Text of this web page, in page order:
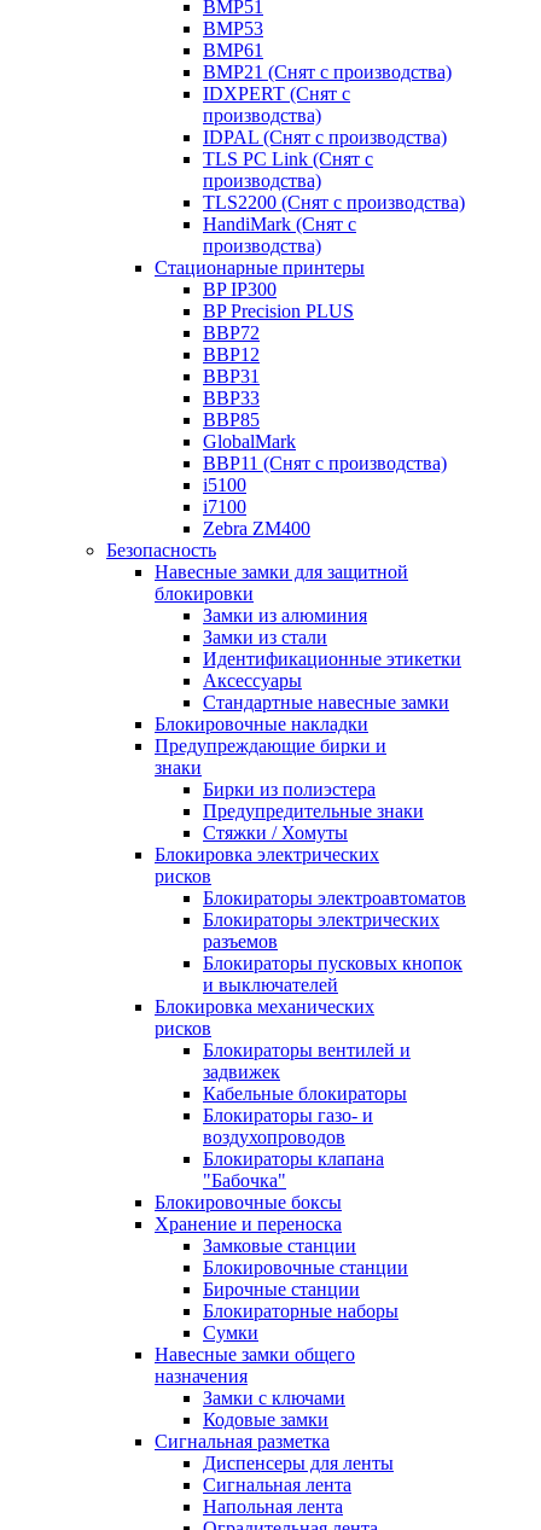
BMP51
BMP53
BMP61
BMP21 (Снят с производства)
IDXPERT (Снят с
производства)
IDPAL (Снят с производства)
TLS PC Link (Снят с
производства)
TLS2200 (Снят с производства)
HandiMark (Снят с
производства)
Стационарные принтеры
BP IP300
BP Precision PLUS
BBP72
BBP12
BBP31
BBP33
BBP85
GlobalMark
BBP11 (Снят с производства)
i5100
i7100
Zebra ZM400
Безопасность
Навесные замки для защитной
блокировки
Замки из алюминия
Замки из стали
Идентификационные этикетки
Аксессуары
Стандартные навесные замки
Блокировочные накладки
Предупреждающие бирки и
знаки
Бирки из полиэстера
Предупредительные знаки
Стяжки / Хомуты
Блокировка электрических
рисков
Блокираторы электроавтоматов
Блокираторы электрических
разъемов
Блокираторы пусковых кнопок
и выключателей
Блокировка механических
рисков
Блокираторы вентилей и
задвижек
Кабельные блокираторы
Блокираторы газо- и
воздухопроводов
Блокираторы клапана
"Бабочка"
Блокировочные боксы
Хранение и переноска
Замковые станции
Блокировочные станции
Бирочные станции
Блокираторные наборы
Сумки
Навесные замки общего
назначения
Замки с ключами
Кодовые замки
Сигнальная разметка
Диспенсеры для ленты
Сигнальная лента
Напольная лента